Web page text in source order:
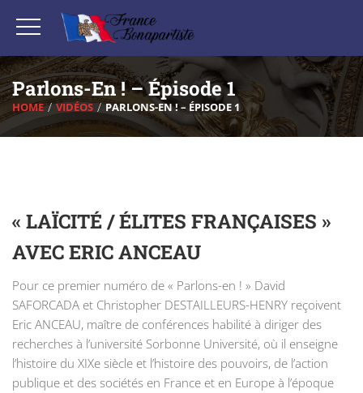
Parlons-En ! – Épisode 1
HOME VIDÉOS PARLONS-EN ! – ÉPISODE 1
« LAÏCITÉ / ÉLITES FRANÇAISES »
AVEC ERIC ANCEAU
Pour ce premier numéro de « Parlons-en ! » David
SAFORCADA et Christopher DESTAILLEURS-HENRY reçoivent
Eric ANCEAU, maître de conférences habilité à diriger des
recherches à l’université Sorbonne Université, où il enseigne
l’histoire du XIXe siècle et l’histoire des pouvoirs, de l’action
publique et des sociétés en France et en Europe à l’époque